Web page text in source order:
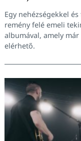
Egy nehézségekkel
remény felé emeli
albumával, amely
elérhető.